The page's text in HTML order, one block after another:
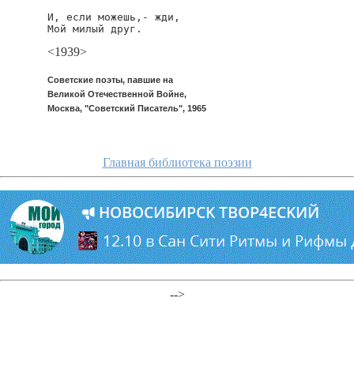
И, если можешь,- жди,
Мой милый друг.
<1939>
Советские поэты, павшие на
Великой Отечественной Войне,
Москва, "Советский Писатель", 1965
Главная библиотека поэзии
-->